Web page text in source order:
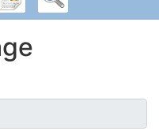
Rapports